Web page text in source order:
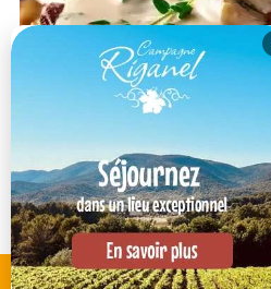
Cavaillon
Sous le Cagnard -